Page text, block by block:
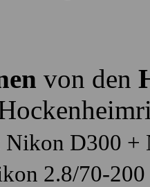
von den
Nikon D300
2.8/70-